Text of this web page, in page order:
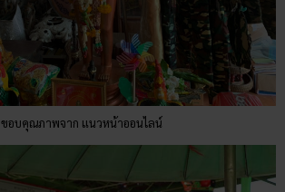
ขอบคุณภาพจาก แนวหน้าออนไลน์